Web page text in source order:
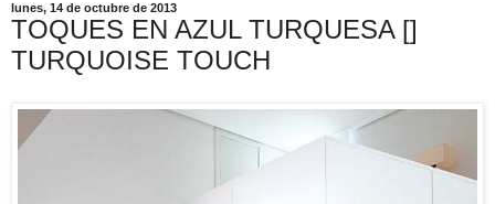
lunes, 14 de octubre de 2013
TOQUES EN AZUL TURQUESA []
TURQUOISE TOUCH